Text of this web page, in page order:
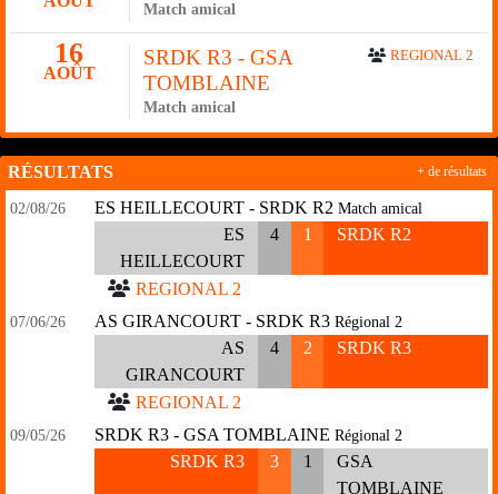
Match amical
16
AOÛT
REGIONAL 2
SRDK R3 - GSA
TOMBLAINE
Match amical
RÉSULTATS
02/08/26 ES HEILLECOURT - SRDK R2 Match amical
ES
HEILLECOURT
4 1 SRDK R2
REGIONAL 2
07/06/26 AS GIRANCOURT - SRDK R3 Régional 2
AS
GIRANCOURT
4 2 SRDK R3
REGIONAL 2
09/05/26 SRDK R3 - GSA TOMBLAINE Régional 2
SRDK R3 3 1
GSA
TOMBLAINE
+ de résultats